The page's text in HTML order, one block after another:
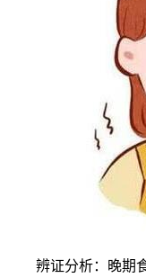
辨证分析：晚期